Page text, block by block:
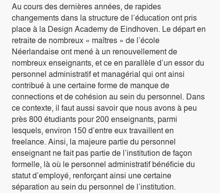
Au cours des dernières années, de rapides
changements dans la structure de l’éducation ont pris
place à la Design Academy de Eindhoven. Le départ en
retraite de nombreux « maîtres » de l’école
Néerlandaise ont mené à un renouvellement de
nombreux enseignants, et ce en parallèle d’un essor du
personnel administratif et managérial qui ont ainsi
contribué à une certaine forme de manque de
connections et de cohésion au sein du personnel. Dans
ce contexte, il faut aussi savoir que nous avons à peu
près 800 étudiants pour 200 enseignants, parmi
lesquels, environ 150 d’entre eux travaillent en
freelance. Ainsi, la majeure partie du personnel
enseignant ne fait pas partie de l’institution de façon
formelle, là où le personnel administratif bénéficie du
statut d’employé, renforçant ainsi une certaine
séparation au sein du personnel de l’institution.